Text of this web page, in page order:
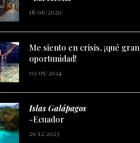
02/05/2024
29/12/2023